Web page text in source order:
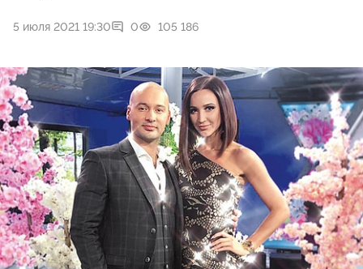
5 июля 2021 19:30 0 105 186